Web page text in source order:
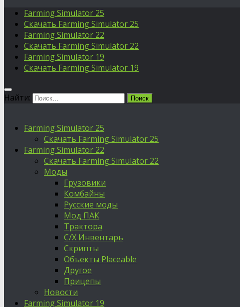
Farming Simulator 25
Скачать Farming Simulator 25
Farming Simulator 22
Скачать Farming Simulator 22
Farming Simulator 19
Скачать Farming Simulator 19
Найти:
Farming Simulator 25
Скачать Farming Simulator 25
Farming Simulator 22
Скачать Farming Simulator 22
Моды
Грузовики
Комбайны
Русские моды
Мод ПАК
Трактора
С/Х Инвентарь
Скрипты
Объекты Placeable
Другое
Прицепы
Новости
Farming Simulator 19